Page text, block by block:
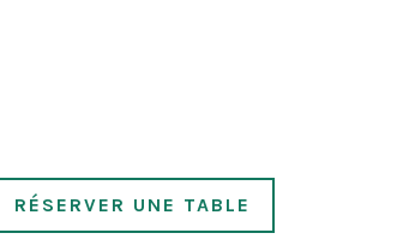
RÉSERVER UNE TABLE